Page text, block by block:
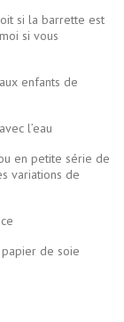
si la barrette est
si vous
enfants de
l’eau
en petite série de
variations de
soie